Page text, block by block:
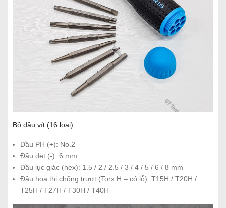
Bộ đầu vít (16 loại)
Đầu PH (+): No.2
Đầu dẹt (-): 6 mm
Đầu lục giác (hex): 1.5 / 2 / 2.5 / 3 / 4 / 5 / 6 / 8 mm
Đầu hoa thị chống trượt (Torx H – có lỗ): T15H / T20H /
T25H / T27H / T30H / T40H